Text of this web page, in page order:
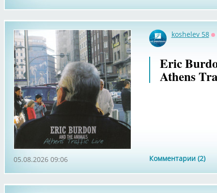
koshelev 58
Eric
Athens
Комментарии (2)
05.08.2026 09:06